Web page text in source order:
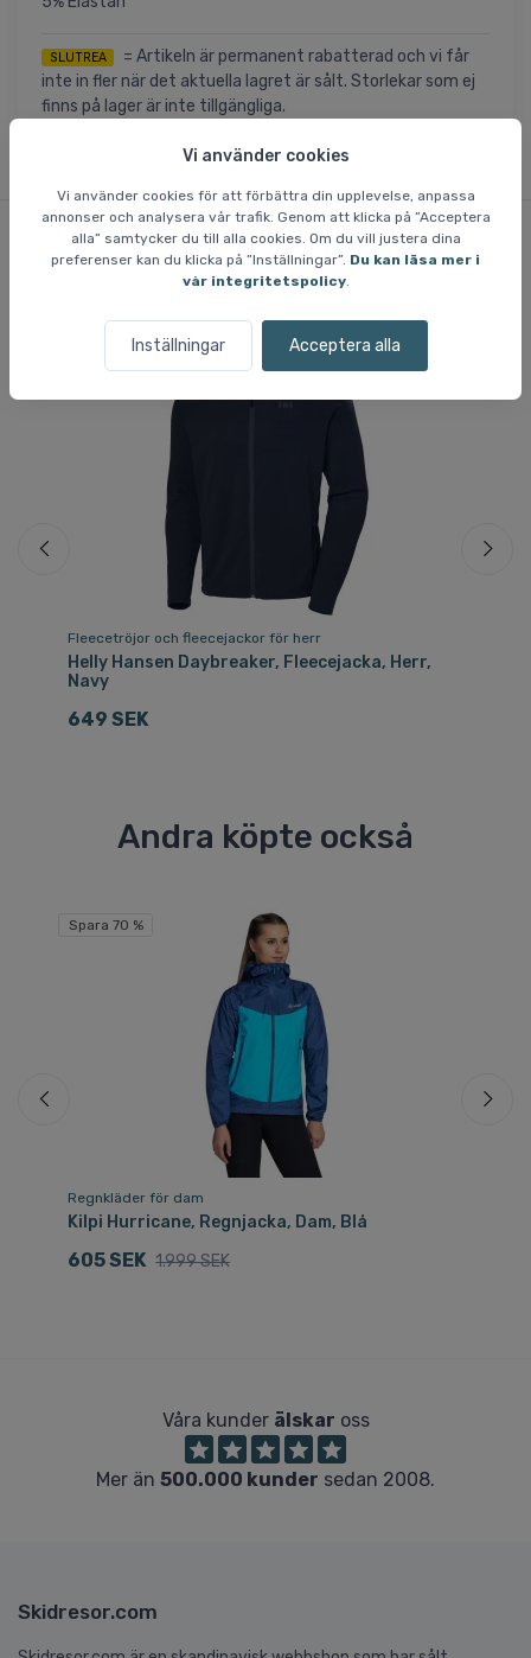
Vi använder cookies
Vi använder cookies för att förbättra din upplevelse, anpassa
annonser och analysera vår trafik. Genom att klicka på ”Acceptera
alla” samtycker du till alla cookies. Om du vill justera dina
preferenser kan du klicka på ”Inställningar”. Du kan läsa mer i
vår integritetspolicy.
Inställningar Acceptera alla
SLUTREA
= Artikeln är permanent rabatterad och vi får
inte in fler när det aktuella lagret är sålt. Storlekar som ej
finns på lager är inte tillgängliga.
Liknande varor
Fleecetröjor och fleecejackor för herr
Helly Hansen Daybreaker, Fleecejacka, Herr,
Navy
649 SEK
Andra köpte också
Spara 70 %
Regnkläder för dam
Kilpi Hurricane, Regnjacka, Dam, Blå
605 SEK 1.999 SEK
Våra kunder älskar oss
Mer än 500.000 kunder sedan 2008.
Skidresor.com